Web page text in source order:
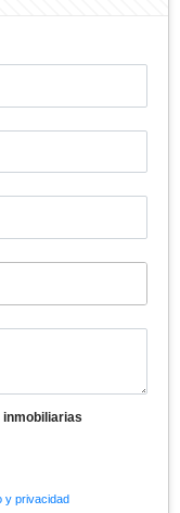
y privacidad